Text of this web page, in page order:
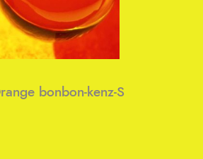
bonbon-kenz-S